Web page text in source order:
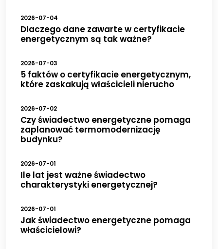
2026-07-04
Dlaczego dane zawarte w certyfikacie
energetycznym są tak ważne?
2026-07-03
5 faktów o certyfikacie energetycznym,
które zaskakują właścicieli nierucho
2026-07-02
Czy świadectwo energetyczne pomaga
zaplanować termomodernizację
budynku?
2026-07-01
Ile lat jest ważne świadectwo
charakterystyki energetycznej?
2026-07-01
Jak świadectwo energetyczne pomaga
właścicielowi?